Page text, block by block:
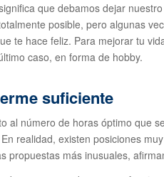
que debamos dejar
posible, pero algunas
te hace feliz. Para mejorar tu
caso, en forma de hobby.
suficiente
al número de horas óptimo que
realidad, existen posiciones
propuestas más inusuales,